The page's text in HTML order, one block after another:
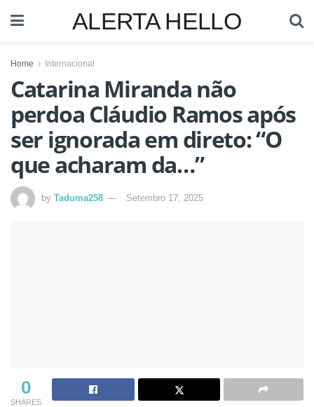
ALERTA HELLO
Home Internacional
Catarina Miranda não
perdoa Cláudio Ramos após
ser ignorada em direto: “O
que acharam da…”
by Taduma258 Setembro 17, 2025
0
SHARES